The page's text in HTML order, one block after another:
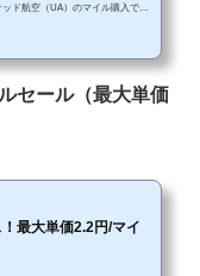
ド航空（UA）のマイル購入で最
Chromeで「リダイレクトが繰
ったら、以下の方法を試してみて
セール（最大単価
最大単価2.2円/マイ